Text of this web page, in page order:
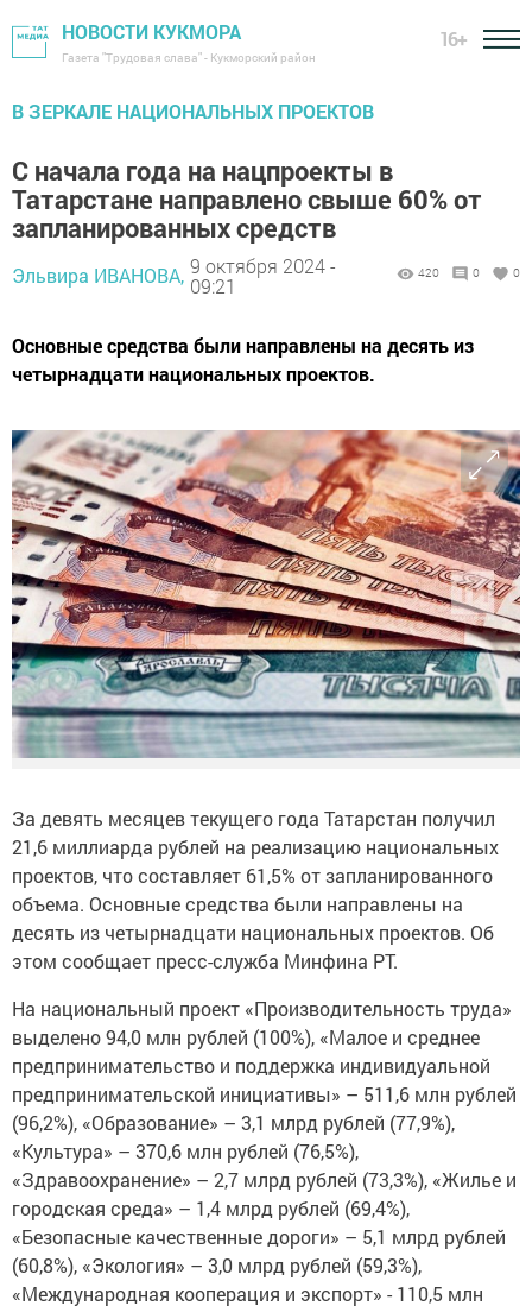
НОВОСТИ КУКМОРА
Газета "Трудовая слава" - Кукморский район
16+
В ЗЕРКАЛЕ НАЦИОНАЛЬНЫХ ПРОЕКТОВ
С начала года на нацпроекты в
Татарстане направлено свыше 60% от
запланированных средств
Эльвира ИВАНОВА, 9 октября 2024 -
09:21
420 0 0
Основные средства были направлены на десять из
четырнадцати национальных проектов.
За девять месяцев текущего года Татарстан получил
21,6 миллиарда рублей на реализацию национальных
проектов, что составляет 61,5% от запланированного
объема. Основные средства были направлены на
десять из четырнадцати национальных проектов. Об
этом сообщает пресс-служба Минфина РТ.
На национальный проект «Производительность труда»
выделено 94,0 млн рублей (100%), «Малое и среднее
предпринимательство и поддержка индивидуальной
предпринимательской инициативы» – 511,6 млн рублей
(96,2%), «Образование» – 3,1 млрд рублей (77,9%),
«Культура» – 370,6 млн рублей (76,5%),
«Здравоохранение» – 2,7 млрд рублей (73,3%), «Жилье и
городская среда» – 1,4 млрд рублей (69,4%),
«Безопасные качественные дороги» – 5,1 млрд рублей
(60,8%), «Экология» – 3,0 млрд рублей (59,3%),
«Международная кооперация и экспорт» - 110,5 млн